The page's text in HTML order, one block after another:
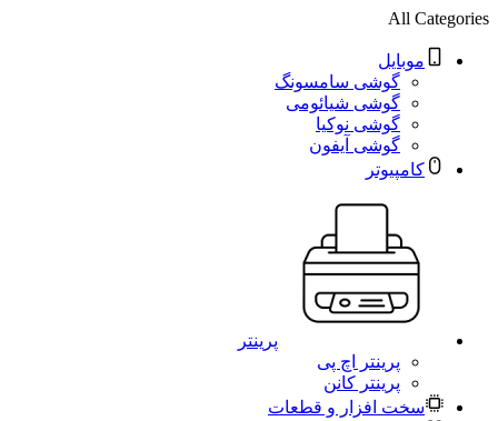
All Categories
موبایل
گوشی سامسونگ
گوشی شیائومی
گوشی نوکیا
گوشی آیفون
کامپیوتر
پرینتر
پرینتر اچ پی
پرینتر کانن
سخت افزار و قطعات